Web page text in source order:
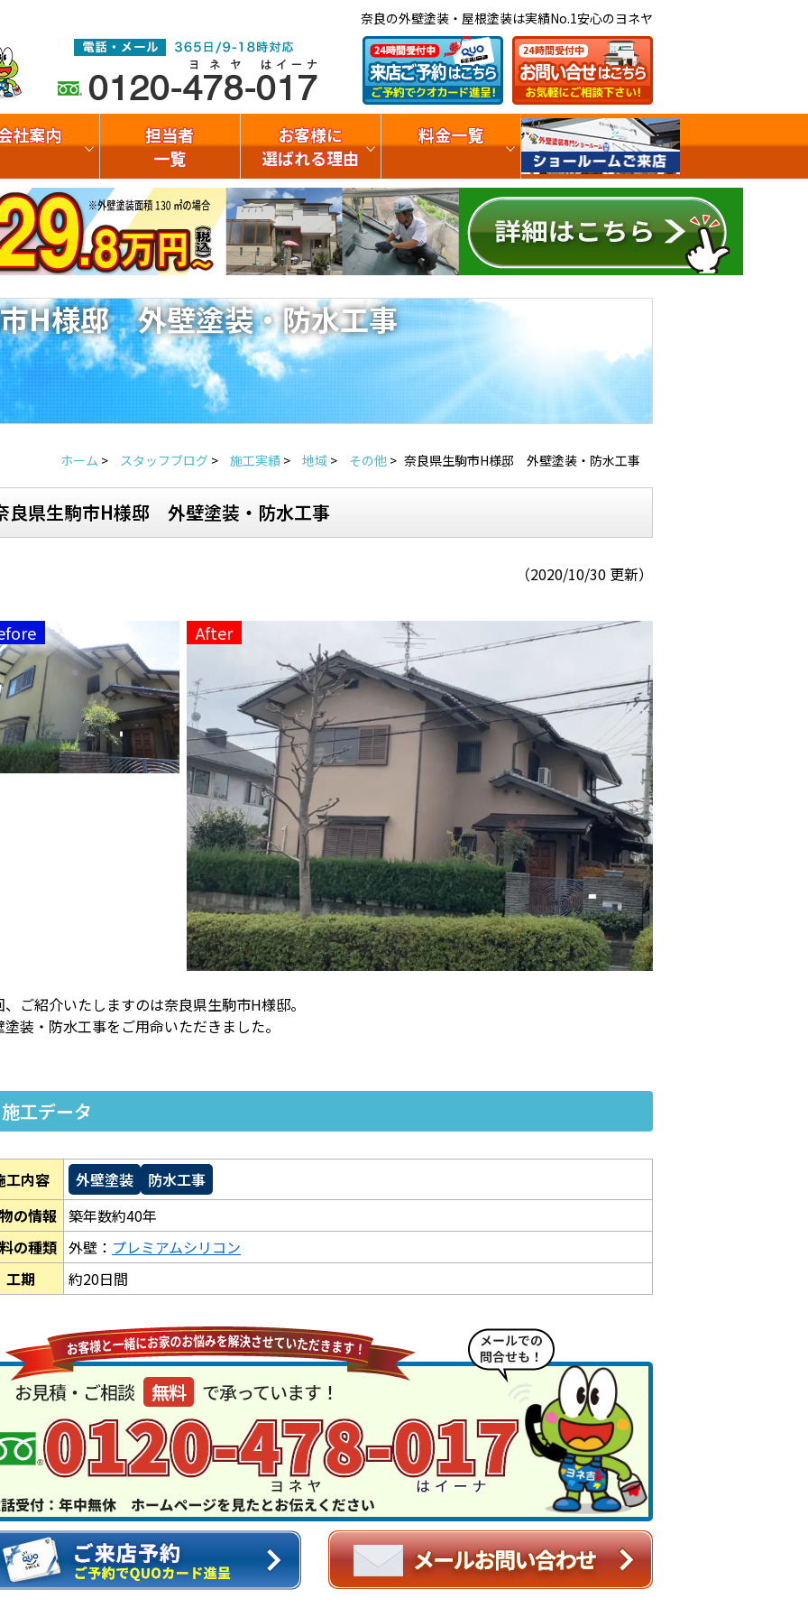
奈良の外壁塗装・屋根塗装は実績No.1安心のヨネヤ
社案内
担当者
一覧
お客様に
選ばれる理由
料金一覧
市H様邸 外壁塗装・防水工事
ホーム > スタッフブログ > 施工実績 > 地域 > その他 > 奈良県生駒市H様邸 外壁塗装・防水工事
良県生駒市H様邸 外壁塗装・防水工事
（2020/10/30 更新）
、ご紹介いたしますのは奈良県生駒市H様邸。
塗装・防水工事をご用命いただきました。
施工データ
工内容 外壁塗装
防水工事
の情報 築年数約40年
の種類 外壁： プレミアムシリコン
工期
約20日間